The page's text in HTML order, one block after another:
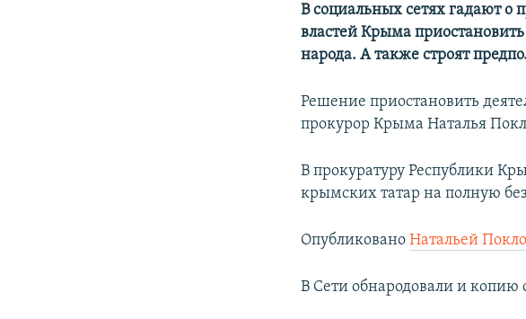
В социальных сетях гадают
властей Крыма
народа. А также строят
Решение приостановить
прокурор Крыма Наталья
В прокуратуру Республики
крымских татар на полную
ОпубликованоНатальей
В Сети обнародовали и копию